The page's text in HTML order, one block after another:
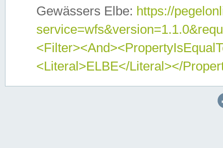
Gewässers Elbe: https://
<Literal>ELBE</Literal></